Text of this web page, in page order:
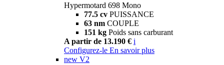
Hypermotard 698 Mono
77.5 cv PUISSANCE
63 nm COUPLE
151 kg Poids sans carburant
A partir de 13.190 € i
Configurez-le En savoir plus
new V2